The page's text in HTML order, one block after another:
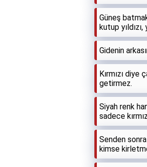
Güneş
kutup
Gidenin
Kırmızı
getirmez.
Siyah renk
sadece
Senden sonra
kimse